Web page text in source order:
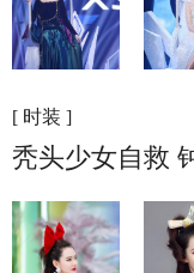
[ 时装 ]
秃头少女自救